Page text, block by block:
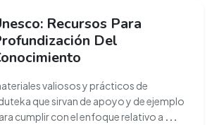
Recursos Para
Del
valiosos y prácticos de
que sirvan de apoyo y de ejemplo
cumplir con el enfoque relativo a ...